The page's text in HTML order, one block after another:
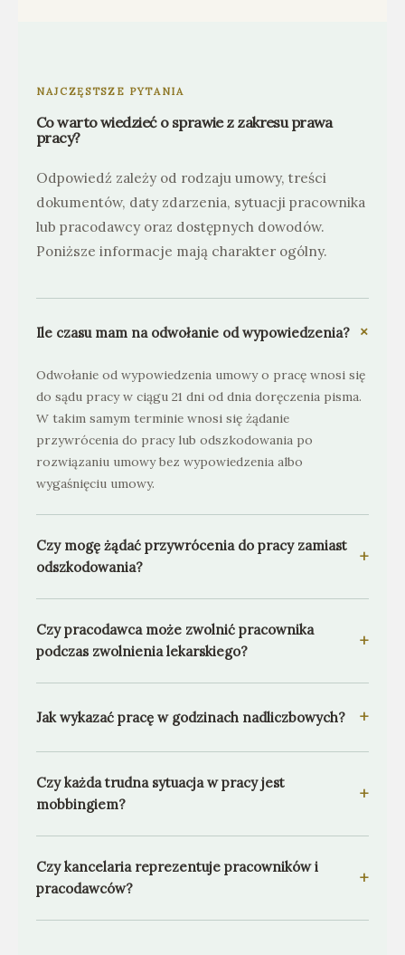
NAJCZĘSTSZE PYTANIA
Co warto wiedzieć o sprawie z zakresu prawa
pracy?
Odpowiedź zależy od rodzaju umowy, treści
dokumentów, daty zdarzenia, sytuacji pracownika
lub pracodawcy oraz dostępnych dowodów.
Poniższe informacje mają charakter ogólny.
Ile czasu mam na odwołanie od wypowiedzenia? +
Odwołanie od wypowiedzenia umowy o pracę wnosi się
do sądu pracy w ciągu 21 dni od dnia doręczenia pisma.
W takim samym terminie wnosi się żądanie
przywrócenia do pracy lub odszkodowania po
rozwiązaniu umowy bez wypowiedzenia albo
wygaśnięciu umowy.
Czy mogę żądać przywrócenia do pracy zamiast
odszkodowania?
+
Czy pracodawca może zwolnić pracownika
podczas zwolnienia lekarskiego?
+
Jak wykazać pracę w godzinach nadliczbowych? +
Czy każda trudna sytuacja w pracy jest
mobbingiem?
+
Czy kancelaria reprezentuje pracowników i
pracodawców?
+